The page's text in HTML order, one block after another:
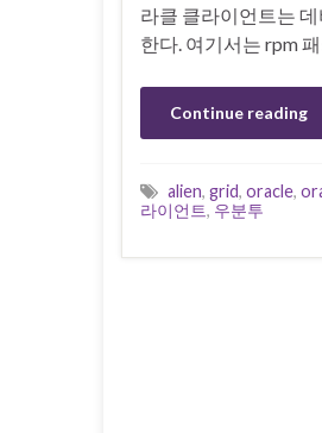
라클 클라이언트는
한다. 여기서는 rpm
Continue reading
alien, grid, oracle,
라이언트, 우분투